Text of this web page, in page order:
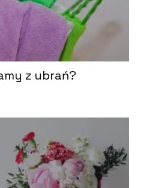
z ubrań?